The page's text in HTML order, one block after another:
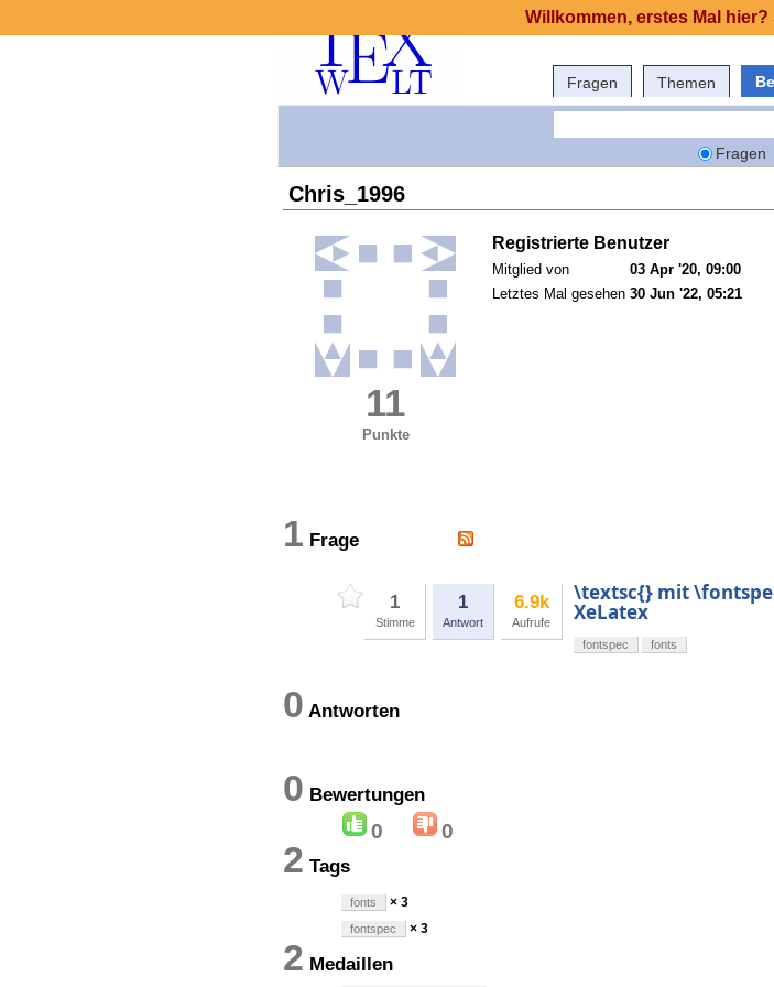
Fragen Themen
Fragen
Chris_1996
11
Punkte
Registrierte Benutzer
Mitglied von
03 Apr '20, 09:00
Letztes Mal gesehen 30 Jun '22, 05:21
1 Frage
1
Stimme
1
Antwort
6.9k
Aufrufe
\textsc{} mit
XeLatex
fontspec fonts
0 Antworten
0 Bewertungen
0 0
2 Tags
fonts × 3
fontspec × 3
2 Medaillen
Willkommen, erstes Mal